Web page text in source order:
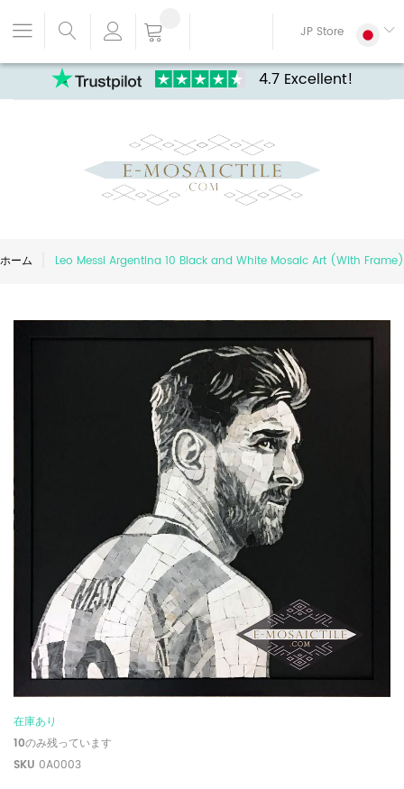
4.7 Excellent!
JP Store
ホーム Leo Messi Argentina 10 Black and White Mosaic Art (With Frame)
在庫あり
10のみ残っています
SKU 0A0003